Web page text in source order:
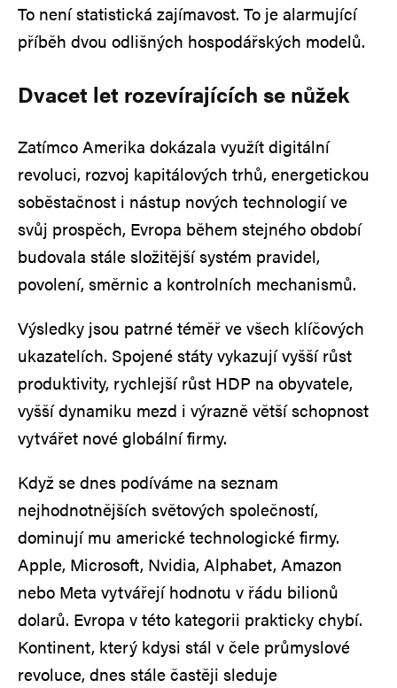
To není statistická zajímavost. To je alarmující
příběh dvou odlišných hospodářských modelů.
Dvacet let rozevírajících se nůžek
Zatímco Amerika dokázala využít digitální
revoluci, rozvoj kapitálových trhů, energetickou
soběstačnost i nástup nových technologií ve
svůj prospěch, Evropa během stejného období
budovala stále složitější systém pravidel,
povolení, směrnic a kontrolních mechanismů.
Výsledky jsou patrné téměř ve všech klíčových
ukazatelích. Spojené státy vykazují vyšší růst
produktivity, rychlejší růst HDP na obyvatele,
vyšší dynamiku mezd i výrazně větší schopnost
vytvářet nové globální firmy.
Když se dnes podíváme na seznam
nejhodnotnějších světových společností,
dominují mu americké technologické firmy.
Apple, Microsoft, Nvidia, Alphabet, Amazon
nebo Meta vytvářejí hodnotu v řádu bilionů
dolarů. Evropa v této kategorii prakticky chybí.
Kontinent, který kdysi stál v čele průmyslové
revoluce, dnes stále častěji sleduje